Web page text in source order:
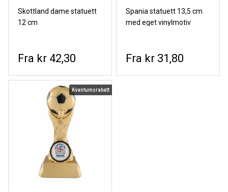
Skottland dame statuett
12 cm
kr 42,30
Spania statuett 13,5 cm
med eget vinylmotiv
kr 31,80
Kvantumsrabatt